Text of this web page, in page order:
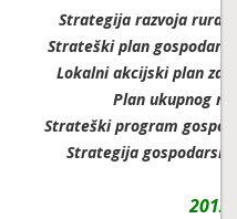
Strategija razvoja
Strateški plan
Lokalni akcijski plan
Plan ukupnog
Strateški program
Strategija